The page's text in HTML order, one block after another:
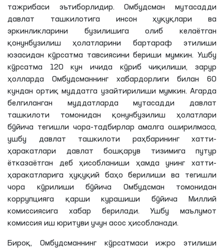
тажрибаси эътиборлидир. Омбудсман мутасадди
давлат ташкилотига инсон ҳуқуқлари ва
эркинликларини бузилишига олиб келаётган
қонунбузилиш ҳолатларини бартараф этилиши
юзасидан кўрсатма тавсиясини бериши мумкин. Ушбу
кўрсатма 120 кун ичида кўриб чиқилиши, зарур
ҳолларда Омбудсманнинг хабардорлиги билан 60
кундан ортиқ муддатга узайтирилиши мумкин. Агарда
белгиланган муддатларда мутасадди давлат
ташкилоти томонидан қонунбузилиш ҳолатлари
бўйича тегишли чора-тадбирлар амалга оширилмаса,
ушбу давлат ташкилоти раҳбарининг хатти-
ҳаракатлари давлат бошқарув тизимига путур
ётказаётган деб ҳисобланиши ҳамда унинг хатти-
ҳаракатларига ҳуқуқий баҳо берилиши ва тегишли
чора кўрилиши бўйича Омбудсман томонидан
коррупцияга қарши курашиши бўйича Миллий
комиссиясига хабар берилади. Ушбу маълумот
комиссия иш юритуви учун асос ҳисобланади.
Бироқ, Омбудсманнинг кўрсатмаси ижро этилиши